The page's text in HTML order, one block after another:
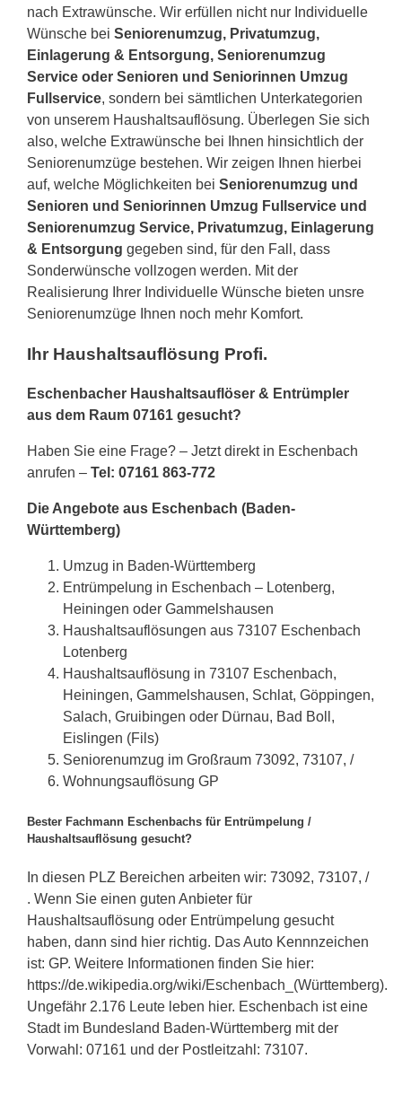
nach Extrawünsche. Wir erfüllen nicht nur Individuelle
Wünsche bei Seniorenumzug, Privatumzug,
Einlagerung & Entsorgung, Seniorenumzug
Service oder Senioren und Seniorinnen Umzug
Fullservice, sondern bei sämtlichen Unterkategorien
von unserem Haushaltsauflösung. Überlegen Sie sich
also, welche Extrawünsche bei Ihnen hinsichtlich der
Seniorenumzüge bestehen. Wir zeigen Ihnen hierbei
auf, welche Möglichkeiten bei Seniorenumzug und
Senioren und Seniorinnen Umzug Fullservice und
Seniorenumzug Service, Privatumzug, Einlagerung
& Entsorgung gegeben sind, für den Fall, dass
Sonderwünsche vollzogen werden. Mit der
Realisierung Ihrer Individuelle Wünsche bieten unsre
Seniorenumzüge Ihnen noch mehr Komfort.
Ihr Haushaltsauflösung Profi.
Eschenbacher Haushaltsauflöser & Entrümpler
aus dem Raum 07161 gesucht?
Haben Sie eine Frage? – Jetzt direkt in Eschenbach
anrufen – Tel: 07161 863-772
Die Angebote aus Eschenbach (Baden-
Württemberg)
Umzug in Baden-Württemberg
Entrümpelung in Eschenbach – Lotenberg,
Heiningen oder Gammelshausen
Haushaltsauflösungen aus 73107 Eschenbach
Lotenberg
Haushaltsauflösung in 73107 Eschenbach,
Heiningen, Gammelshausen, Schlat, Göppingen,
Salach, Gruibingen oder Dürnau, Bad Boll,
Eislingen (Fils)
Seniorenumzug im Großraum 73092, 73107, /
Wohnungsauflösung GP
Bester Fachmann Eschenbachs für Entrümpelung /
Haushaltsauflösung gesucht?
In diesen PLZ Bereichen arbeiten wir: 73092, 73107, /
. Wenn Sie einen guten Anbieter für
Haushaltsauflösung oder Entrümpelung gesucht
haben, dann sind hier richtig. Das Auto Kennnzeichen
ist: GP. Weitere Informationen finden Sie hier:
https://de.wikipedia.org/wiki/Eschenbach_(Württemberg).
Ungefähr 2.176 Leute leben hier. Eschenbach ist eine
Stadt im Bundesland Baden-Württemberg mit der
Vorwahl: 07161 und der Postleitzahl: 73107.